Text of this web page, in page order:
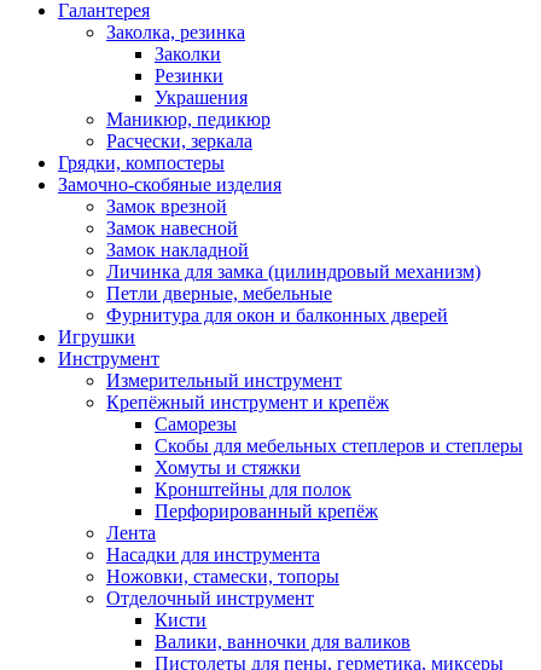
Галантерея
Заколка, резинка
Заколки
Резинки
Украшения
Маникюр, педикюр
Расчески, зеркала
Грядки, компостеры
Замочно-скобяные изделия
Замок врезной
Замок навесной
Замок накладной
Личинка для замка (цилиндровый механизм)
Петли дверные, мебельные
Фурнитура для окон и балконных дверей
Игрушки
Инструмент
Измерительный инструмент
Крепёжный инструмент и крепёж
Саморезы
Скобы для мебельных степлеров и степлеры
Хомуты и стяжки
Кронштейны для полок
Перфорированный крепёж
Лента
Насадки для инструмента
Ножовки, стамески, топоры
Отделочный инструмент
Кисти
Валики, ванночки для валиков
Пистолеты для пены, герметика, миксеры